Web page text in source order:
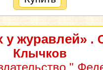
у журавлей».
Клычков